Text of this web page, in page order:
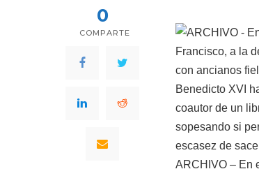
0
COMPARTE
ARCHIVO – En